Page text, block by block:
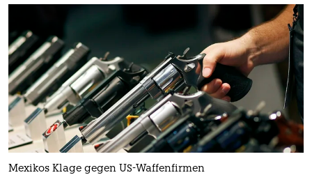
Mexikos Klage gegen US-Waffenfirmen